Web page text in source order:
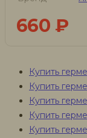
660 ₽
Купить
Купить
Купить
Купить
Купить